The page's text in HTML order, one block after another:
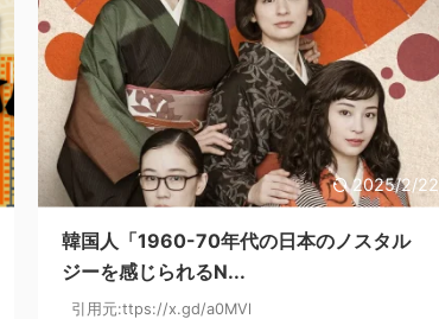
2025/2/22
韓国人「1960-70年代の日本のノスタル
ジーを感じられるN...
引用元:ttps://x.gd/a0MVl